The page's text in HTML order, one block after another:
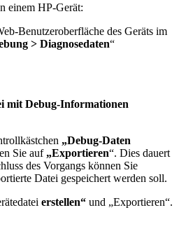
einem HP-Gerät:
Benutzeroberfläche des Geräts im
> Diagnosedaten“
mit Debug-Informationen
„Debug-Daten
Sie auf „Exportieren“. Dies dauert
des Vorgangs können Sie
Datei gespeichert werden soll.
erstellen“ und „Exportieren“.